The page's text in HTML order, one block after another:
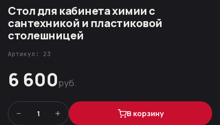
Стол для кабинета химии с
сантехникой и пластиковой
столешницей
Артикул: 23
6 600руб.
− 1 + В корзину